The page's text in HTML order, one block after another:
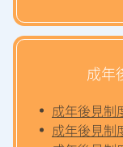
成年
成年後見制
成年後見制